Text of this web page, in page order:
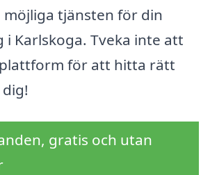
tjänsten för din
i Karlskoga. Tveka inte att
för att hitta rätt
gratis och utan